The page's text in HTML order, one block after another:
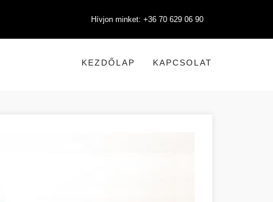
Hívjon minket: +36 70 629 06 90
KEZDŐLAP KAPCSOLAT